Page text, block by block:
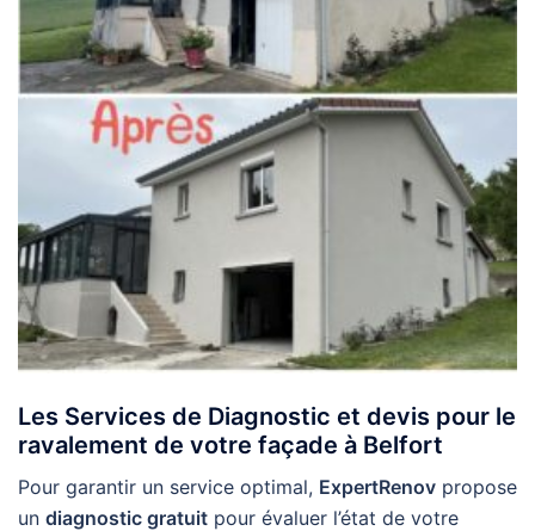
Les Services de Diagnostic et devis pour le
ravalement de votre façade à Belfort
Pour garantir un service optimal, ExpertRenov propose
un diagnostic gratuit pour évaluer l’état de votre